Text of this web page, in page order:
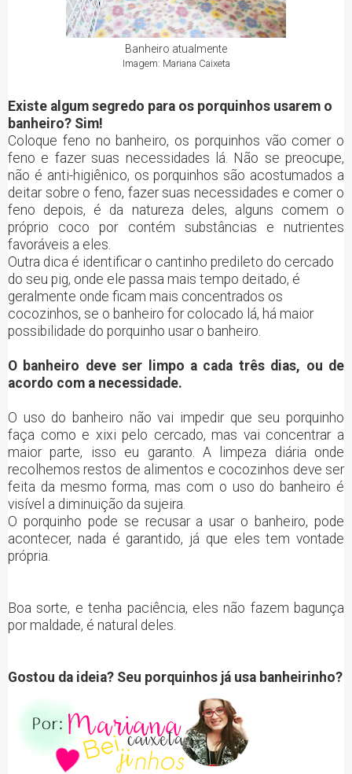
Banheiro atualmente
Imagem: Mariana Caixeta
Existe algum segredo para os porquinhos usarem o
banheiro? Sim!
Coloque feno no banheiro, os porquinhos vão comer o
feno e fazer suas necessidades lá. Não se preocupe,
não é anti-higiênico, os porquinhos são acostumados a
deitar sobre o feno, fazer suas necessidades e comer o
feno depois, é da natureza deles, alguns comem o
próprio coco por contém substâncias e nutrientes
favoráveis a eles.
Outra dica é identificar o cantinho predileto do cercado
do seu pig, onde ele passa mais tempo deitado, é
geralmente onde ficam mais concentrados os
cocozinhos, se o banheiro for colocado lá, há maior
possibilidade do porquinho usar o banheiro.
O banheiro deve ser limpo a cada três dias, ou de
acordo com a necessidade.
O uso do banheiro não vai impedir que seu porquinho
faça como e xixi pelo cercado, mas vai concentrar a
maior parte, isso eu garanto. A limpeza diária onde
recolhemos restos de alimentos e cocozinhos deve ser
feita da mesmo forma, mas com o uso do banheiro é
visível a diminuição da sujeira.
O porquinho pode se recusar a usar o banheiro, pode
acontecer, nada é garantido, já que eles tem vontade
própria.
Boa sorte, e tenha paciência, eles não fazem bagunça
por maldade, é natural deles.
Gostou da ideia? Seu porquinhos já usa banheirinho?